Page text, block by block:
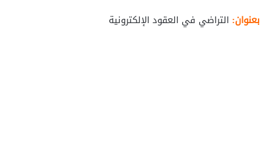
بعنوان: التراضي في العقود الإلكترونية